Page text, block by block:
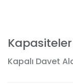
Kapasiteler
Kapalı Davet